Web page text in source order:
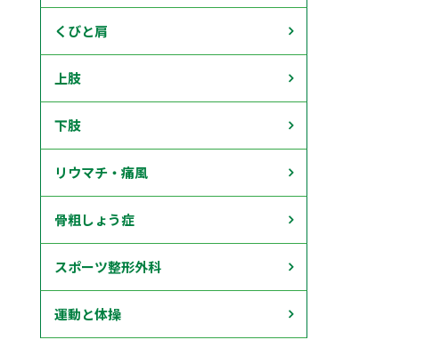
くびと肩
上肢
下肢
リウマチ・痛風
骨粗しょう症
スポーツ整形外科
運動と体操